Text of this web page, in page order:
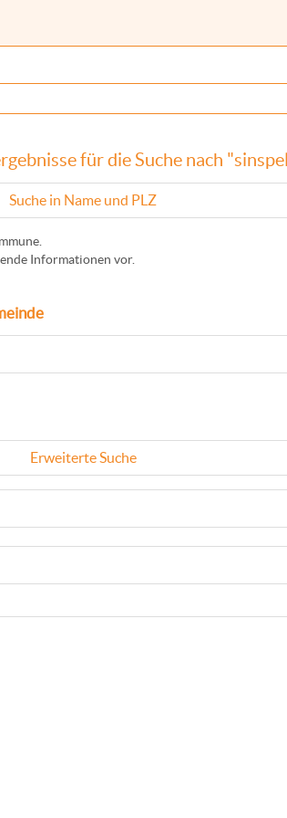
für die Suche nach
Suche in Name und PLZ
Informationen vor.
Erweiterte Suche